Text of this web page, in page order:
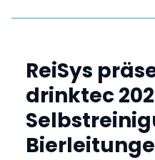
ReiSys
drinktec